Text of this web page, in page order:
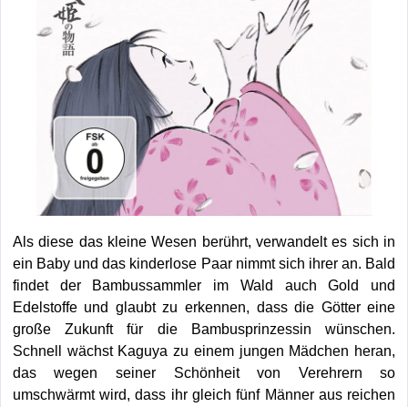
Als diese das kleine Wesen berührt, verwandelt es sich in
ein Baby und das kinderlose Paar nimmt sich ihrer an. Bald
findet der Bambussammler im Wald auch Gold und
Edelstoffe und glaubt zu erkennen, dass die Götter eine
große Zukunft für die Bambusprinzessin wünschen.
Schnell wächst Kaguya zu einem jungen Mädchen heran,
das wegen seiner Schönheit von Verehrern so
umschwärmt wird, dass ihr gleich fünf Männer aus reichen